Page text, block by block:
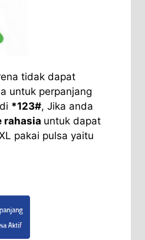
tidak dapat
untuk perpanjang
*123#, Jika anda
rahasia untuk dapat
pakai pulsa yaitu